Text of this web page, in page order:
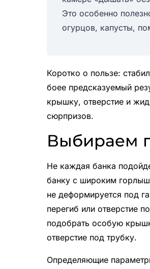
Это особенно
огурцов, капусты,
Коротко о пользе:
боее предсказуемый
крышку, отверстие и
сюрпризов.
Выбираем
Не каждая банка
банку с широким
не деформируется под
перегиб или отверстие
подобрать особую
отверстие под трубку.
Определяющие